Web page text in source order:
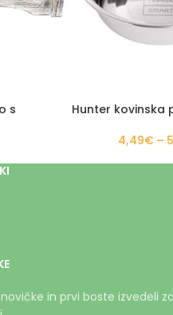
s
Hunter kovinska
4,49€ –
in prvi boste izvedeli